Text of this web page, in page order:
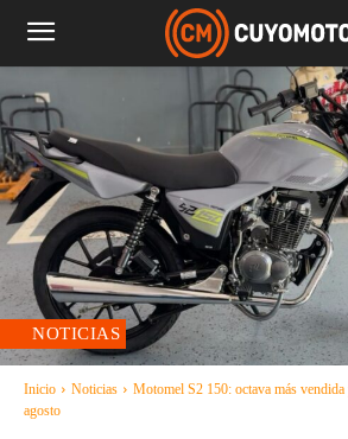
NOTICIAS
Inicio Noticias
Motomel S2 150: octava más
agosto